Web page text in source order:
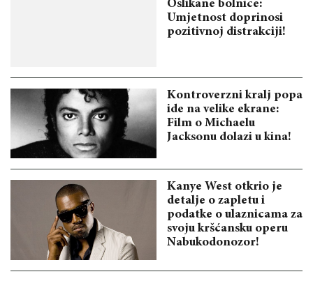
Oslikane bolnice:
Umjetnost doprinosi
pozitivnoj distrakciji!
Kontroverzni kralj popa
ide na velike ekrane:
Film o Michaelu
Jacksonu dolazi u kina!
Kanye West otkrio je
detalje o zapletu i
podatke o ulaznicama za
svoju kršćansku operu
Nabukodonozor!